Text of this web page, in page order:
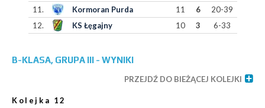
11.
Kormoran Purda 11 6
20-39
12.
KS Łęgajny 10 3 6-33
B-KLASA, GRUPA III - WYNIKI
PRZEJDŹ DO BIEŻĄCEJ KOLEJKI
Kolejka 12